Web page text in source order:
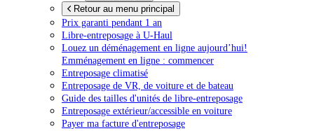
Retour au menu principal
Prix garanti pendant 1 an
Libre-entreposage à U-Haul
Louez un déménagement en ligne aujourd’hui!
Emménagement en ligne : commencer
Entreposage climatisé
Entreposage de VR, de voiture et de bateau
Guide des tailles d'unités de libre-entreposage
Entreposage extérieur/accessible en voiture
Payer ma facture d'entreposage